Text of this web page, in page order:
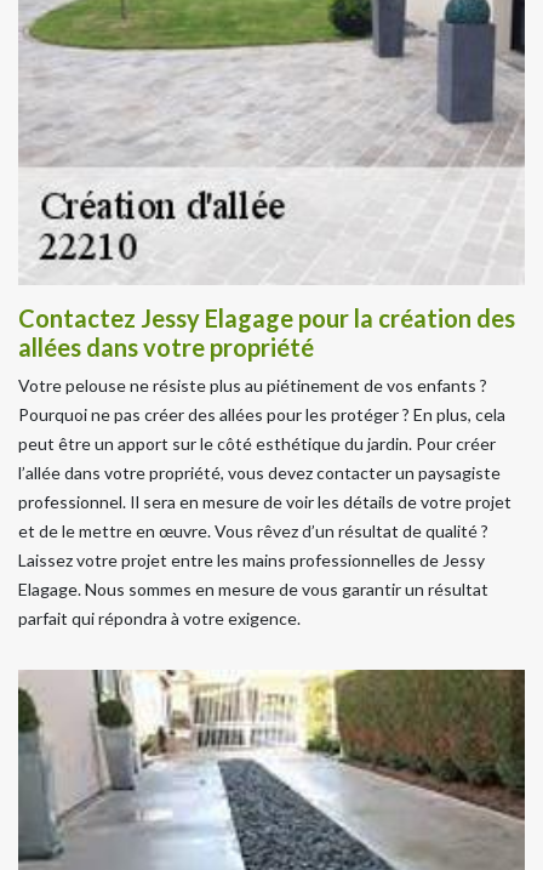
Contactez Jessy Elagage pour la création des
allées dans votre propriété
Votre pelouse ne résiste plus au piétinement de vos enfants ?
Pourquoi ne pas créer des allées pour les protéger ? En plus, cela
peut être un apport sur le côté esthétique du jardin. Pour créer
l’allée dans votre propriété, vous devez contacter un paysagiste
professionnel. Il sera en mesure de voir les détails de votre projet
et de le mettre en œuvre. Vous rêvez d’un résultat de qualité ?
Laissez votre projet entre les mains professionnelles de Jessy
Elagage. Nous sommes en mesure de vous garantir un résultat
parfait qui répondra à votre exigence.